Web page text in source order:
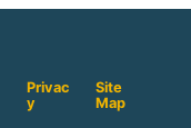
Privac
y
Site
Map